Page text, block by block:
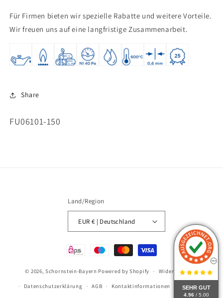
Für Firmen bieten wir spezielle Rabatte und weitere Vorteile.
Wir freuen uns auf eine langfristige Zusammenarbeit.
Share
SKU:
FU06101-150
Land/Region
EUR € | Deutschland
Zahlungsmethoden
© 2026,Schornstein-Bayern Powered by Shopify Widerrufsrecht
Datenschutzerklärung AGB Kontaktinformationen Impressum
SEHR GUT
4.96 / 5.00